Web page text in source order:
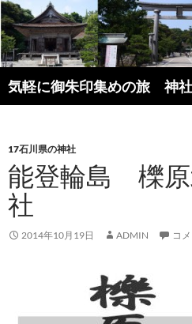
コ
ン
テ
ン
ツ
へ
プ
気軽に御朱印集めの旅 神
索
17石川県の神社
能登輪島 櫟原
社
2014年10月19日 ADMIN コ